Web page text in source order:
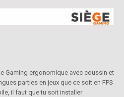
Gaming ergonomique avec coussin et
parties en jeux que ce soit en FPS
il faut que tu soit installer